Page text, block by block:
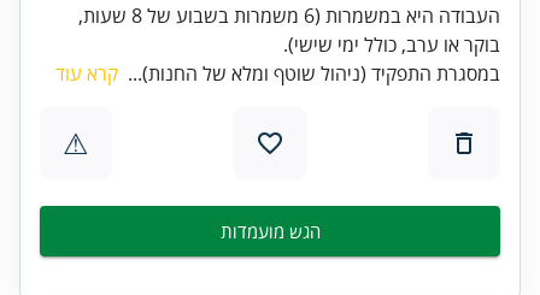
העבודה היא במשמרות (6 משמרות בשבוע של 8 שעות,
בוקר או ערב, כולל ימי שישי).
במסגרת התפקיד (ניהול שוטף ומלא של החנות)... קרא עוד
⚠
הגש מועמדות